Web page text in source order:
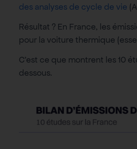
des analyses de cycle de vie
Résultat ? En France, les
pour la voiture thermique
C’est ce que montrent les 10
dessous.